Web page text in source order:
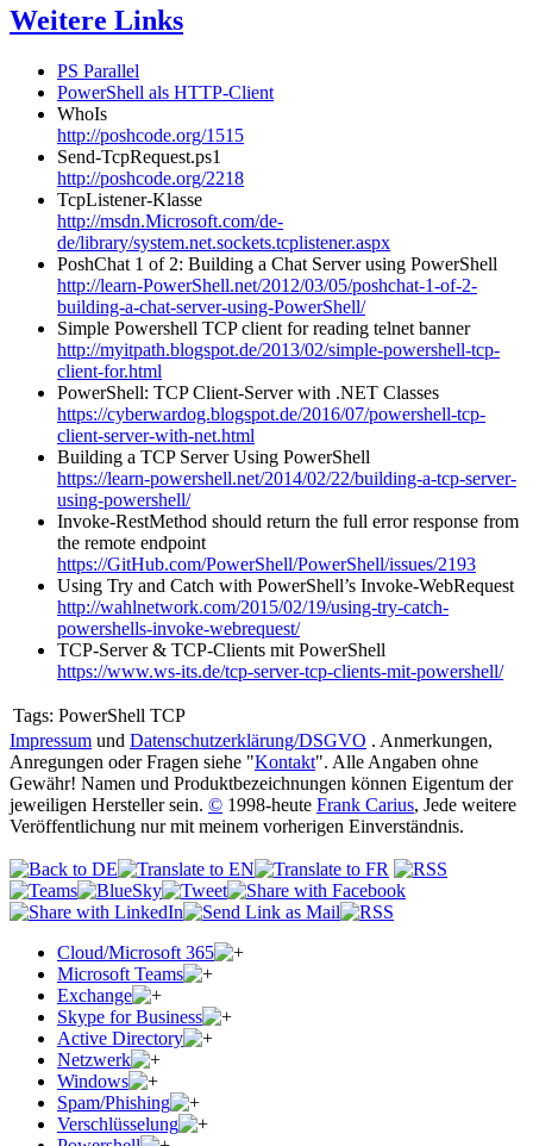
Weitere Links
PS Parallel
PowerShell als HTTP-Client
WhoIs
http://poshcode.org/1515
Send-TcpRequest.ps1
http://poshcode.org/2218
TcpListener-Klasse
http://msdn.Microsoft.com/de-
de/library/system.net.sockets.tcplistener.aspx
PoshChat 1 of 2: Building a Chat Server using PowerShell
http://learn-PowerShell.net/2012/03/05/poshchat-1-of-2-
building-a-chat-server-using-PowerShell/
Simple Powershell TCP client for reading telnet banner
http://myitpath.blogspot.de/2013/02/simple-powershell-tcp-
client-for.html
PowerShell: TCP Client-Server with .NET Classes
https://cyberwardog.blogspot.de/2016/07/powershell-tcp-
client-server-with-net.html
Building a TCP Server Using PowerShell
https://learn-powershell.net/2014/02/22/building-a-tcp-server-
using-powershell/
Invoke-RestMethod should return the full error response from
the remote endpoint
https://GitHub.com/PowerShell/PowerShell/issues/2193
Using Try and Catch with PowerShell’s Invoke-WebRequest
http://wahlnetwork.com/2015/02/19/using-try-catch-
powershells-invoke-webrequest/
TCP-Server & TCP-Clients mit PowerShell
https://www.ws-its.de/tcp-server-tcp-clients-mit-powershell/
Tags: PowerShell TCP
Impressum und Datenschutzerklärung/DSGVO . Anmerkungen,
Anregungen oder Fragen siehe "Kontakt". Alle Angaben ohne
Gewähr! Namen und Produktbezeichnungen können Eigentum der
jeweiligen Hersteller sein. © 1998-heute Frank Carius, Jede weitere
Veröffentlichung nur mit meinem vorherigen Einverständnis.
Cloud/Microsoft 365
Microsoft Teams
Exchange
Skype for Business
Active Directory
Netzwerk
Windows
Spam/Phishing
Verschlüsselung